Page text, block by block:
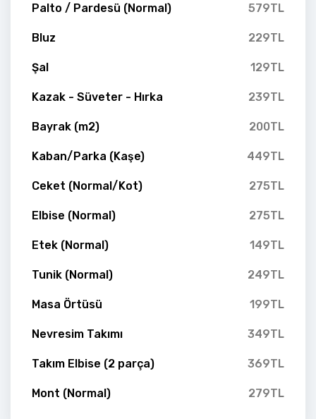
Palto / Pardesü (Normal) 579TL
Bluz 229TL
Şal 129TL
Kazak - Süveter - Hırka 239TL
Bayrak (m2) 200TL
Kaban/Parka (Kaşe) 449TL
Ceket (Normal/Kot) 275TL
Elbise (Normal) 275TL
Etek (Normal) 149TL
Tunik (Normal) 249TL
Masa Örtüsü 199TL
Nevresim Takımı 349TL
Takım Elbise (2 parça) 369TL
Mont (Normal) 279TL